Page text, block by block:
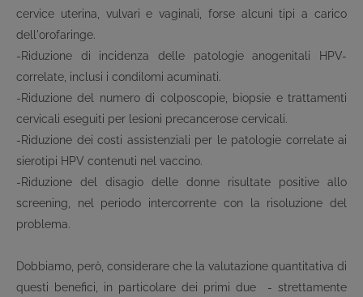
cervice uterina, vulvari e vaginali, forse alcuni tipi a carico
dell'orofaringe.
-Riduzione di incidenza delle patologie anogenitali HPV-
correlate, inclusi i condilomi acuminati.
-Riduzione del numero di colposcopie, biopsie e trattamenti
cervicali eseguiti per lesioni precancerose cervicali.
-Riduzione dei costi assistenziali per le patologie correlate ai
sierotipi HPV contenuti nel vaccino.
-Riduzione del disagio delle donne risultate positive allo
screening, nel periodo intercorrente con la risoluzione del
problema.
Dobbiamo, però, considerare che la valutazione quantitativa di
questi benefici, in particolare dei primi due - strettamente